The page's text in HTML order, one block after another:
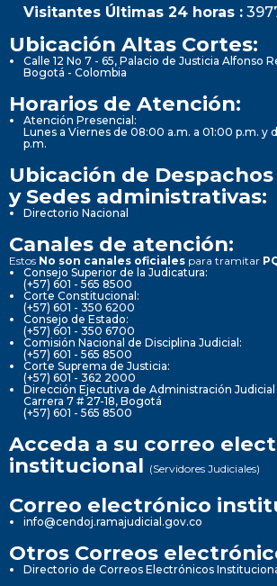
Visitantes Últimas 24 horas :
Ubicación Altas Cortes:
Calle 12 No 7 - 65, Palacio de Justicia Alfonso
Bogotá - Colombia
Horarios de Atención:
Atención Presencial:
Lunes a Viernes de 08:00 a.m. a 01:00 p.m. y
p.m.
Ubicación de
y Sedes administrativas:
Directorio Nacional
Canales de atención:
Estos No son canales oficiales para tramitar
Consejo Superior de la Judicatura:
(+57) 601 - 565 8500
Corte Constitucional:
(+57) 601 - 350 6200
Consejo de Estado:
(+57) 601 - 350 6700
Comisión Nacional de Disciplina Judicial:
(+57) 601 - 565 8500
Corte Suprema de Justicia:
(+57) 601 - 362 2000
Dirección Ejecutiva de Administración Judicial
Carrera 7 # 27-18, Bogotá
(+57) 601 - 565 8500
Acceda a su correo
institucional (Servidores Judiciales)
Correo electrónico
info@cendoj.ramajudicial.gov.co
Otros Correos
Directorio de Correos Electrónicos